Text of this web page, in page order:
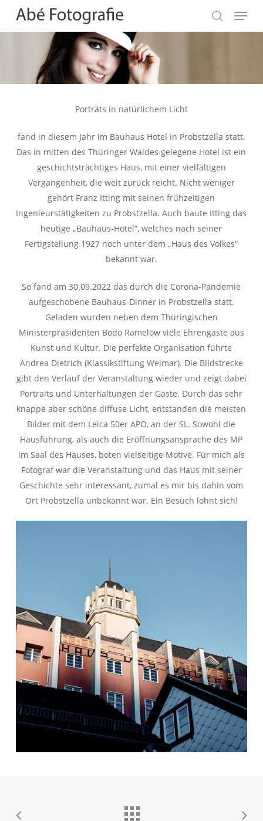
Menu
Porträts in natürlichem Licht
fand in diesem Jahr im Bauhaus Hotel in Probstzella statt.
Das in mitten des Thüringer Waldes gelegene Hotel ist ein
geschichtsträchtiges Haus, mit einer vielfältigen
Vergangenheit, die weit zurück reicht. Nicht weniger
gehört Franz Itting mit seinen frühzeitigen
Ingenieurstätigkeiten zu Probstzella. Auch baute Itting das
heutige „Bauhaus-Hotel“, welches nach seiner
Fertigstellung 1927 noch unter dem „Haus des Volkes“
bekannt war.
So fand am 30.09.2022 das durch die Corona-Pandemie
aufgeschobene Bauhaus-Dinner in Probstzella statt.
Geladen wurden neben dem Thüringischen
Ministerpräsidenten Bodo Ramelow viele Ehrengäste aus
Kunst und Kultur. Die perfekte Organisation führte
Andrea Dietrich (Klassikstiftung Weimar). Die Bildstrecke
gibt den Verlauf der Veranstaltung wieder und zeigt dabei
Portraits und Unterhaltungen der Gäste. Durch das sehr
knappe aber schöne diffuse Licht, entstanden die meisten
Bilder mit dem Leica 50er APO, an der SL. Sowohl die
Hausführung, als auch die Eröffnungsansprache des MP
im Saal des Hauses, boten vielseitige Motive. Für mich als
Fotograf war die Veranstaltung und das Haus mit seiner
Geschichte sehr interessant, zumal es mir bis dahin vom
Ort Probstzella unbekannt war. Ein Besuch lohnt sich!